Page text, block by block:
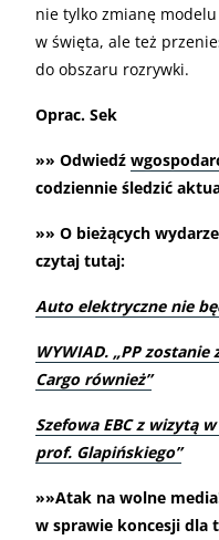
nie tylko zmianę
w święta, ale też
do obszaru rozrywki.
Oprac. Sek
»» Odwiedź
codziennie śledzić
»» O bieżących
czytaj tutaj:
Auto elektryczne nie
WYWIAD. „PP
Cargo również”
Szefowa EBC z wizytą
prof. Glapińskiego”
»»Atak na wolne
w sprawie koncesji dla